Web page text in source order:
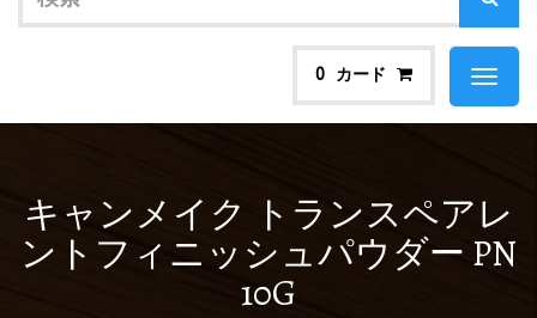
0 カード
Toggle
キャンメイク トランスペアレ
ントフィニッシュパウダー PN
10G